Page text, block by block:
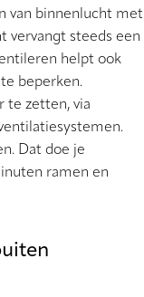
van binnenlucht met
vervangt steeds een
helpt ook
beperken.
te zetten, via
Dat doe je
ramen en